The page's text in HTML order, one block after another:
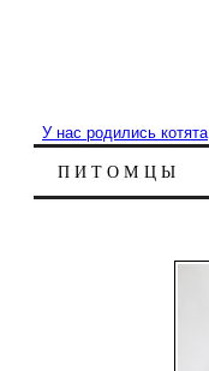
У нас родились котята
ПИТОМЦЫ